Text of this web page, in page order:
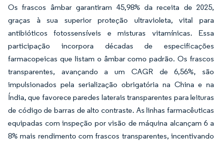
Os frascos âmbar garantiram 45,98% da receita de 2025,
graças à sua superior proteção ultravioleta, vital para
antibióticos fotossensíveis e misturas vitamínicas. Essa
participação incorpora décadas de especificações
farmacopeicas que listam o âmbar como padrão. Os frascos
transparentes, avançando a um CAGR de 6,56%, são
impulsionados pela serialização obrigatória na China e na
Índia, que favorece paredes laterais transparentes para leituras
de código de barras de alto contraste. As linhas farmacêuticas
equipadas com inspeção por visão de máquina alcançam 6 a
8% mais rendimento com frascos transparentes, incentivando